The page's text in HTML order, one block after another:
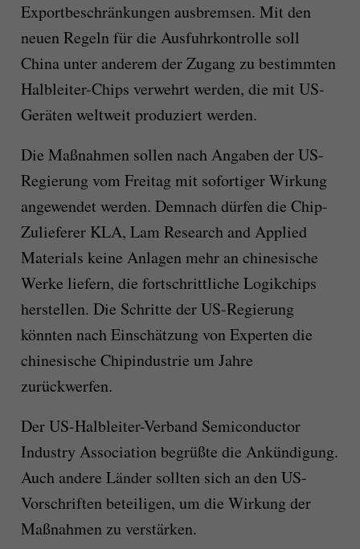
Exportbeschränkungen ausbremsen. Mit den
neuen Regeln für die Ausfuhrkontrolle soll
China unter anderem der Zugang zu bestimmten
Halbleiter-Chips verwehrt werden, die mit US-
Geräten weltweit produziert werden.
Die Maßnahmen sollen nach Angaben der US-
Regierung vom Freitag mit sofortiger Wirkung
angewendet werden. Demnach dürfen die Chip-
Zulieferer KLA, Lam Research and Applied
Materials keine Anlagen mehr an chinesische
Werke liefern, die fortschrittliche Logikchips
herstellen. Die Schritte der US-Regierung
könnten nach Einschätzung von Experten die
chinesische Chipindustrie um Jahre
zurückwerfen.
Der US-Halbleiter-Verband Semiconductor
Industry Association begrüßte die Ankündigung.
Auch andere Länder sollten sich an den US-
Vorschriften beteiligen, um die Wirkung der
Maßnahmen zu verstärken.